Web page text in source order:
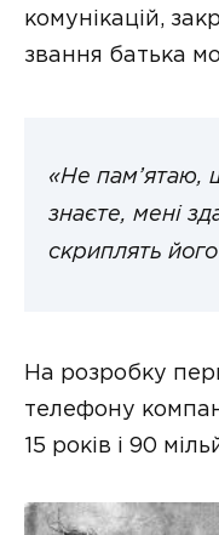
комунікацій,
звання батька
«Не пам’ятаю,
знаєте, мені
скриплять
На розробку
телефону
15 років і 90